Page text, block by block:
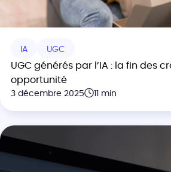
IA UGC
UGC générés par l’IA : la fin des
opportunité
3 décembre 2025 11 min